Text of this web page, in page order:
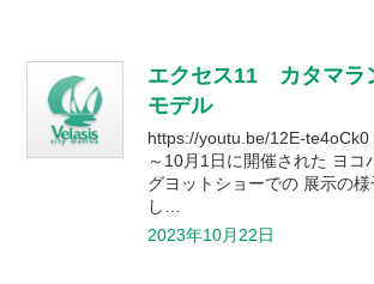
エクセス11 カタマラ
モデル
https://youtu.be/12E-
～10月1日に開催された ヨコ
グヨットショーでの 展示の
し…
2023年10月22日